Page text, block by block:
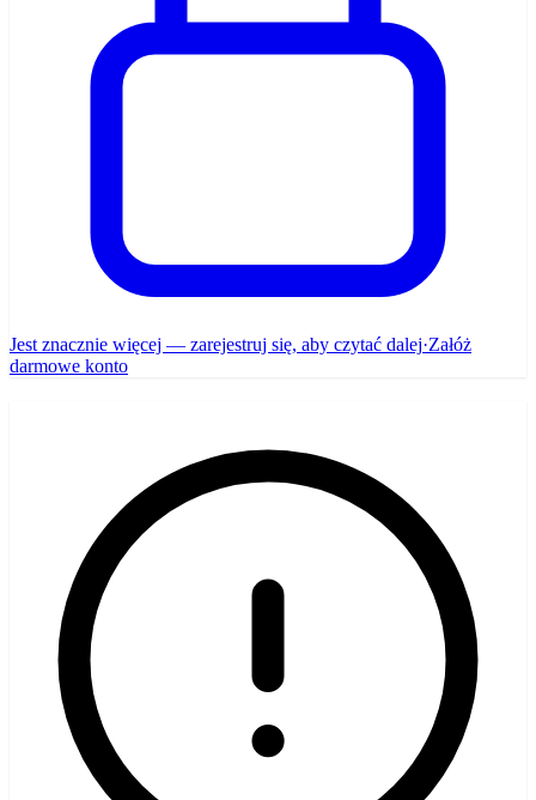
Jest znacznie więcej — zarejestruj się, aby czytać dalej·Załóż
darmowe konto